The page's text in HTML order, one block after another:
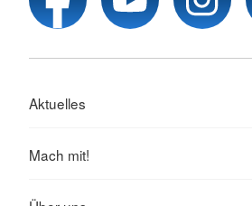
Aktuelles
Mach mit!